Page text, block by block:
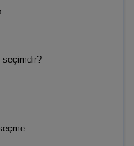
seçimdir?